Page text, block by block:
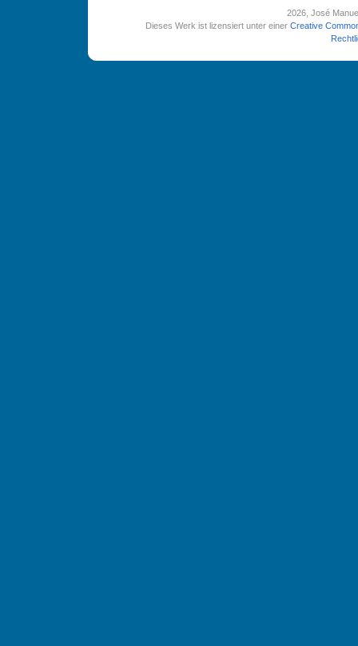
2026 , José
Dieses Werk ist lizensiert unter einer Creative